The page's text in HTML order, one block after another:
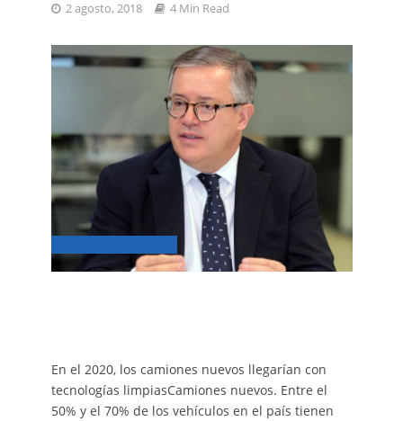
2 agosto, 2018 4 Min Read
En el 2020, los camiones nuevos llegarían con
tecnologías limpiasCamiones nuevos. Entre el
50% y el 70% de los vehículos en el país tienen